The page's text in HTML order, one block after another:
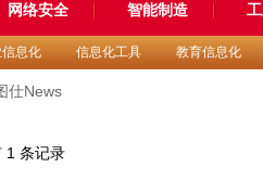
网络安全 智能制造
息化 信息化工具 教育信息化
仕News
1 条记录